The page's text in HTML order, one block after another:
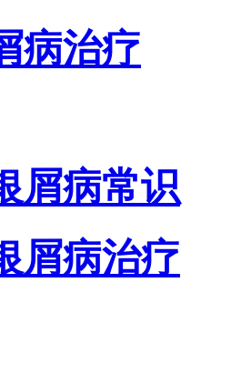
病治疗
屑病常识
屑病治疗